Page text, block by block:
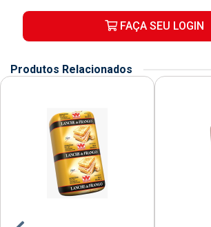
FAÇA SEU LOGIN
Produtos Relacionados